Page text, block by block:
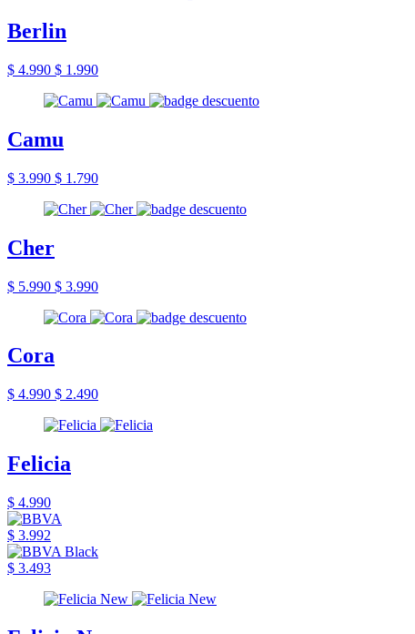
Berlin
$ 4.990 $ 1.990
Camu
$ 3.990 $ 1.790
Cher
$ 5.990 $ 3.990
Cora
$ 4.990 $ 2.490
Felicia
$ 4.990
$ 3.992
$ 3.493